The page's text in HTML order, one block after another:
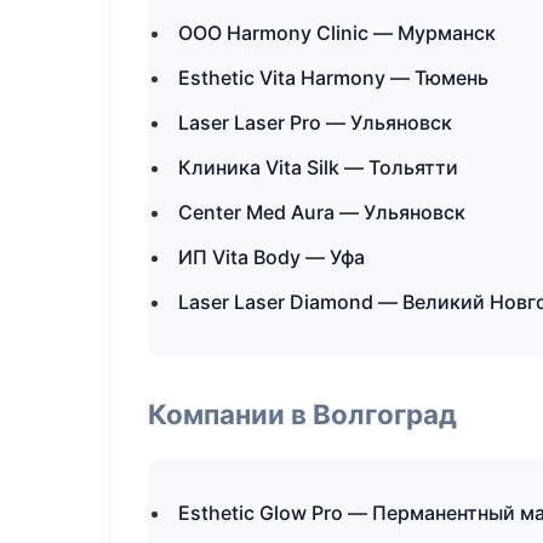
ООО Harmony Clinic — Мурманск
Esthetic Vita Harmony — Тюмень
Laser Laser Pro — Ульяновск
Клиника Vita Silk — Тольятти
Center Med Aura — Ульяновск
ИП Vita Body — Уфа
Laser Laser Diamond — Великий
Компании в Волгоград
Esthetic Glow Pro — Перманентный